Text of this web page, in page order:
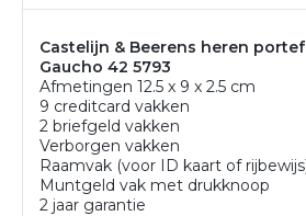
Castelijn & Beerens heren
Gaucho 42 5793
Afmetingen 12.5 x 9 x 2.5 cm
9 creditcard vakken
2 briefgeld vakken
Verborgen vakken
Raamvak (voor ID kaart of
Muntgeld vak met drukknoop
2 jaar garantie